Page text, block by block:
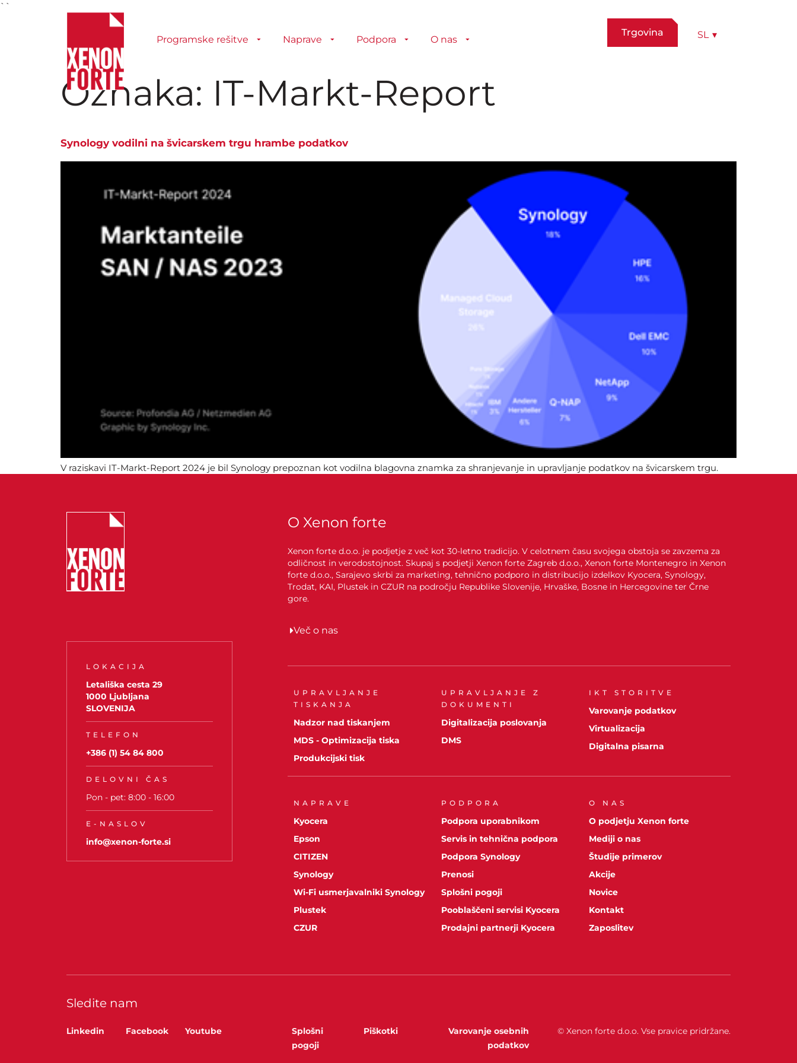
``
Programske rešitve Naprave Podpora O nas
Trgovina SL ▾
Oznaka: IT-Markt-Report
Synology vodilni na švicarskem trgu hrambe podatkov
V raziskavi IT-Markt-Report 2024 je bil Synology prepoznan kot vodilna blagovna znamka za shranjevanje in upravljanje podatkov na švicarskem trgu.
LOKACIJA
Letališka cesta 29
1000 Ljubljana
SLOVENIJA
TELEFON
+386 (1) 54 84 800
DELOVNI ČAS
Pon - pet: 8:00 - 16:00
E-NASLOV
info@xenon-forte.si
O Xenon forte
Xenon forte d.o.o. je podjetje z več kot 30-letno tradicijo. V celotnem času svojega obstoja se zavzema za
odličnost in verodostojnost. Skupaj s podjetji Xenon forte Zagreb d.o.o., Xenon forte Montenegro in Xenon
forte d.o.o., Sarajevo skrbi za marketing, tehnično podporo in distribucijo izdelkov Kyocera, Synology,
Trodat, KAI, Plustek in CZUR na področju Republike Slovenije, Hrvaške, Bosne in Hercegovine ter Črne
gore.
Več o nas
UPRAVLJANJE
TISKANJA
Nadzor nad tiskanjem
MDS - Optimizacija tiska
Produkcijski tisk
UPRAVLJANJE Z
DOKUMENTI
Digitalizacija poslovanja
DMS
IKT STORITVE
Varovanje podatkov
Virtualizacija
Digitalna pisarna
NAPRAVE
Kyocera
Epson
CITIZEN
Synology
Wi-Fi usmerjavalniki Synology
Plustek
CZUR
PODPORA
Podpora uporabnikom
Servis in tehnična podpora
Podpora Synology
Prenosi
Splošni pogoji
Pooblaščeni servisi Kyocera
Prodajni partnerji Kyocera
O NAS
O podjetju Xenon forte
Mediji o nas
Študije primerov
Akcije
Novice
Kontakt
Zaposlitev
Sledite nam
Linkedin Facebook Youtube
Splošni
pogoji
Piškotki
Varovanje osebnih
podatkov
© Xenon forte d.o.o. Vse pravice pridržane.